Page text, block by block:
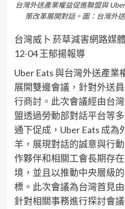
台灣外送產業權益促進聯盟與
策改革展開對話。圖：台灣外
台灣威卜 菸草減害網路媒
12-04 王郁揚報導
Uber Eats 與台灣外送產業
展開雙邊會議，針對外送
行商討。此次會議經由台
盟透過勞動部對話平台等
通下促成，Uber Eats 成為
羊，展現對話的誠意與行
作夥伴和相關工會長期存
境，並且以推動中央層級
標。此次會議為台灣首見
針對相關事務進行探討會